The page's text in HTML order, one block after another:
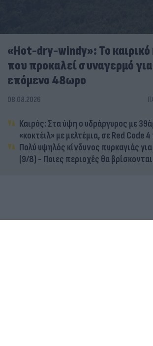
«Hot-dry-windy»: Το καιρικό
που προκαλεί συναγερμό
επόμενο 48ωρο
08.08.2026
Καιρός: Στα ύψη ο υδράργυρος με
«κοκτέιλ» με μελτέμια, σε Red Code
Πολύ υψηλός κίνδυνος πυρκαγιάς
(9/8) - Ποιες περιοχές θα